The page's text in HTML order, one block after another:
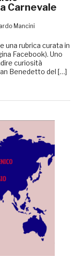
Carnevale
Mancini
una rubrica curata in
Facebook). Uno
curiosità
Benedetto del […]